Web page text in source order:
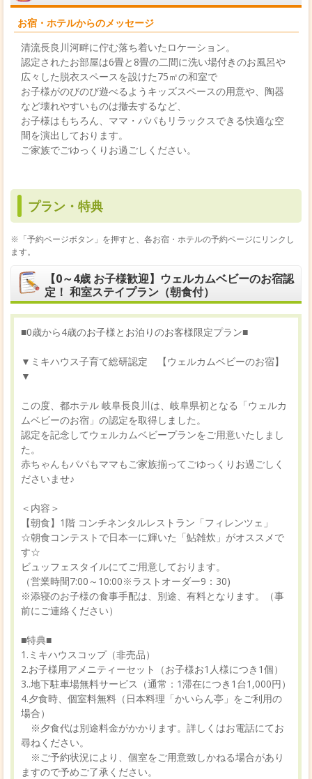
お宿・ホテルからのメッセージ
清流長良川河畔に佇む落ち着いたロケーション。
認定されたお部屋は6畳と8畳の二間に洗い場付きのお風呂や
広々した脱衣スペースを設けた75㎡の和室で
お子様がのびのび遊べるようキッズスペースの用意や、陶器
など壊れやすいものは撤去するなど、
お子様はもちろん、ママ・パパもリラックスできる快適な空
間を演出しております。
ご家族でごゆっくりお過ごしください。
プラン・特典
※「予約ページボタン」を押すと、各お宿・ホテルの予約ページにリンクし
ます。
【0～4歳 お子様歓迎】ウェルカムベビーのお宿認
定！ 和室ステイプラン（朝食付）
■0歳から4歳のお子様とお泊りのお客様限定プラン■
▼ミキハウス子育て総研認定 【ウェルカムベビーのお宿】
▼
この度、都ホテル 岐阜長良川は、岐阜県初となる「ウェルカ
ムベビーのお宿」の認定を取得しました。
認定を記念してウェルカムベビープランをご用意いたしまし
た。
赤ちゃんもパパもママもご家族揃ってごゆっくりお過ごしく
ださいませ♪
＜内容＞
【朝食】1階 コンチネンタルレストラン「フィレンツェ」
☆朝食コンテストで日本一に輝いた「鮎雑炊」がオススメで
す☆
ビュッフェスタイルにてご用意しております。
（営業時間7:00～10:00※ラストオーダー9：30)
※添寝のお子様の食事手配は、別途、有料となります。（事
前にご連絡ください）
■特典■
1.ミキハウスコップ（非売品）
2.お子様用アメニティーセット（お子様お1人様につき1個）
3..地下駐車場無料サービス（通常：1滞在につき1台1,000円）
4.夕食時、個室料無料（日本料理「かいらん亭」をご利用の
場合）
※夕食代は別途料金がかかります。詳しくはお電話にてお
尋ねください。
※ご予約状況により、個室をご用意致しかねる場合があり
ますので予めご了承ください。